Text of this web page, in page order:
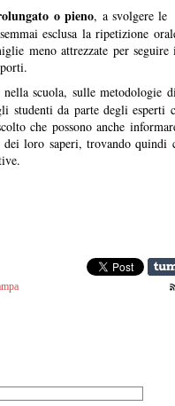
o pieno, a svolgere le
esclusa la ripetizione
meno attrezzate per seguire
nella scuola, sulle metodologie
studenti da parte degli esperti
che possono anche
loro saperi, trovando quindi